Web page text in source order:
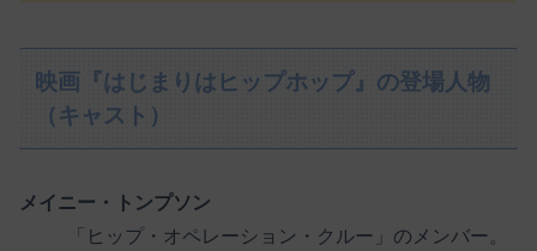
映画『はじまりはヒップホップ』の登場人物
（キャスト）
メイニー・トンプソン
「ヒップ・オペレーション・クルー」のメンバー。